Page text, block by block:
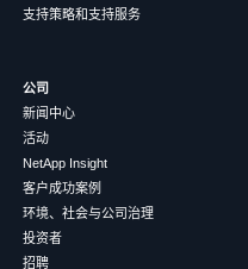
支持策略和支持服务
公司
新闻中心
活动
NetApp Insight
客户成功案例
环境、社会与公司治理
投资者
招聘